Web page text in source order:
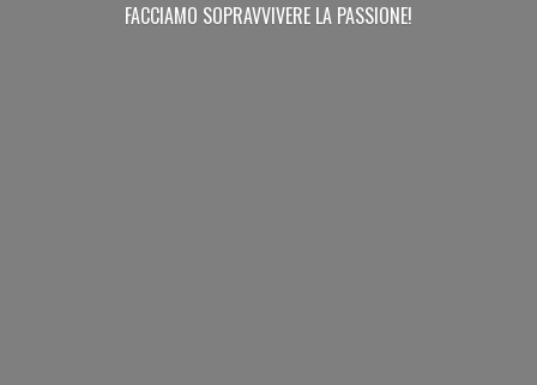
FACCIAMO SOPRAVVIVERE LA PASSIONE!